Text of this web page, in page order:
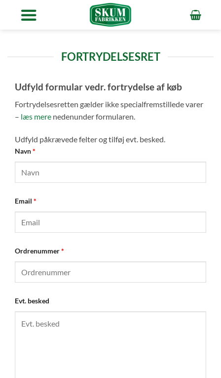
FORTRYDELSESRET
Udfyld formular vedr. fortrydelse af køb
Fortrydelsesretten gælder ikke specialfremstillede varer
– læs mere nedenunder formularen.
Udfyld påkrævede felter og tilføj evt. besked.
Navn*
Email *
Ordrenummer*
Evt. besked